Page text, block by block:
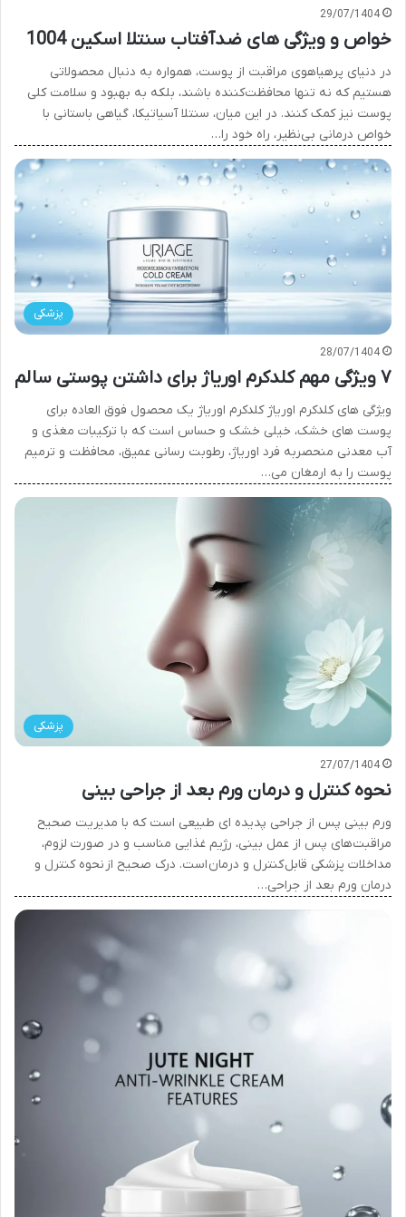
29/07/1404
خواص و ویژگی های ضدآفتاب سنتلا اسکین 1004
در دنیای پرهیاهوی مراقبت از پوست، همواره به دنبال محصولاتی
هستیم که نه تنها محافظت‌کننده باشند، بلکه به بهبود و سلامت کلی
پوست نیز کمک کنند. در این میان، سنتلا آسیاتیکا، گیاهی باستانی با
خواص درمانی بی‌نظیر، راه خود را…
پزشکی
28/07/1404
۷ ویژگی مهم کلدکرم اوریاژ برای داشتن پوستی سالم
ویژگی های کلدکرم اوریاژ کلدکرم اوریاژ یک محصول فوق العاده برای
پوست های خشک، خیلی خشک و حساس است که با ترکیبات مغذی و
آب معدنی منحصربه فرد اوریاژ، رطوبت رسانی عمیق، محافظت و ترمیم
پوست را به ارمغان می…
پزشکی
27/07/1404
نحوه کنترل و درمان ورم بعد از جراحی بینی
ورم بینی پس از جراحی پدیده ای طبیعی است که با مدیریت صحیح
مراقبت‌های پس از عمل بینی، رژیم غذایی مناسب و در صورت لزوم،
مداخلات پزشکی قابل کنترل و درمان است. درک صحیح از نحوه کنترل و
درمان ورم بعد از جراحی…